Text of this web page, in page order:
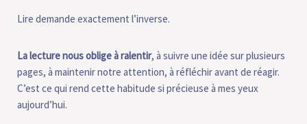
Lire demande exactement l’inverse.
La lecture nous oblige à ralentir, à suivre une idée sur plusieurs
pages, à maintenir notre attention, à réfléchir avant de réagir.
C’est ce qui rend cette habitude si précieuse à mes yeux
aujourd’hui.